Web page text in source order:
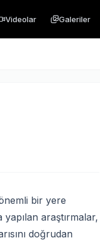
Videolar Galeriler
bir yere
araştırmalar,
doğrudan